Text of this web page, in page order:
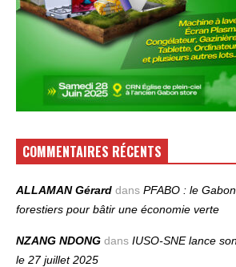
COMMENTAIRES RÉCENTS
ALLAMAN Gérard dans PFABO : le
forestiers pour bâtir une économie verte
NZANG NDONG dans IUSO‑SNE lance
le 27 juillet 2025